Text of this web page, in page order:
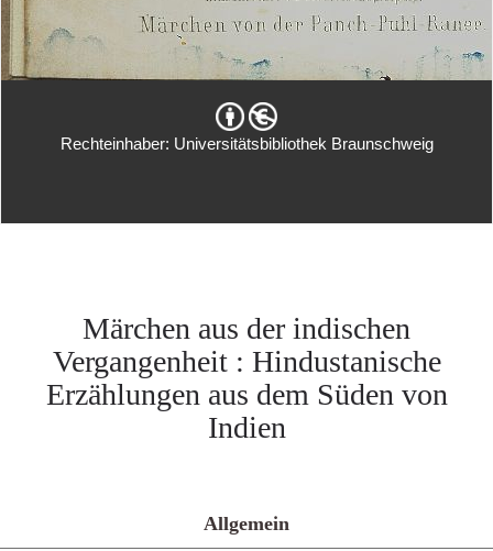
Rechteinhaber: Universitätsbibliothek Braunschweig
Märchen aus der indischen
Vergangenheit : Hindustanische
Erzählungen aus dem Süden von
Indien
Allgemein